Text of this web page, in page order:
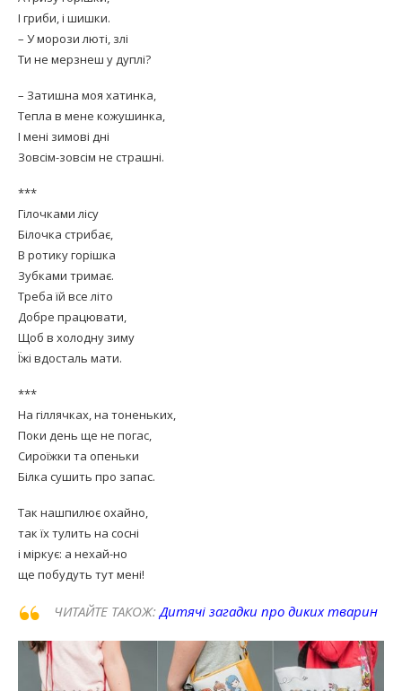
І гриби, і шишки.
– У морози люті, злі
Ти не мерзнеш у дуплі?
– Затишна моя хатинка,
Тепла в мене кожушинка,
І мені зимові дні
Зовсім-зовсім не страшні.
***
Гілочками лісу
Білочка стрибає,
В ротику горішка
Зубками тримає.
Треба їй все літо
Добре працювати,
Щоб в холодну зиму
Їжі вдосталь мати.
***
На гіллячках, на тоненьких,
Поки день ще не погас,
Сироїжки та опеньки
Білка сушить про запас.
Так нашпилює охайно,
так їх тулить на сосні
і міркує: а нехай-но
ще побудуть тут мені!
ЧИТАЙТЕ ТАКОЖ: Дитячі загадки про диких тварин